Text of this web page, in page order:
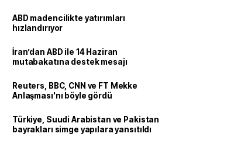
ABD madencilikte yatırımları
hızlandırıyor
İran’dan ABD ile 14 Haziran
mutabakatına destek mesajı
Reuters, BBC, CNN ve FT Mekke
Anlaşması'nı böyle gördü
Türkiye, Suudi Arabistan ve Pakistan
bayrakları simge yapılara yansıtıldı